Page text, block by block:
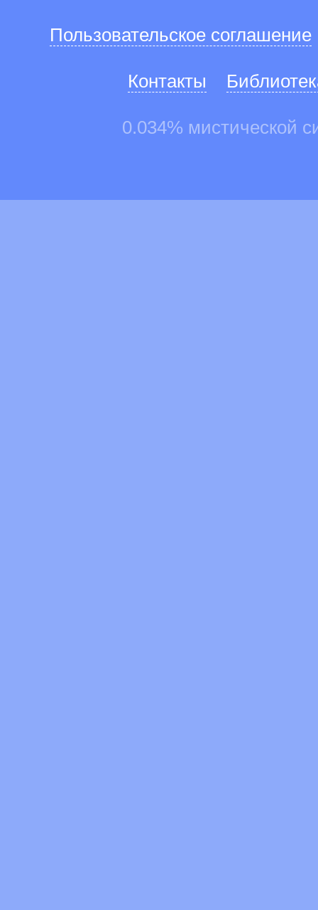
Пользовательское соглашение
Контакты
0.034% мистической